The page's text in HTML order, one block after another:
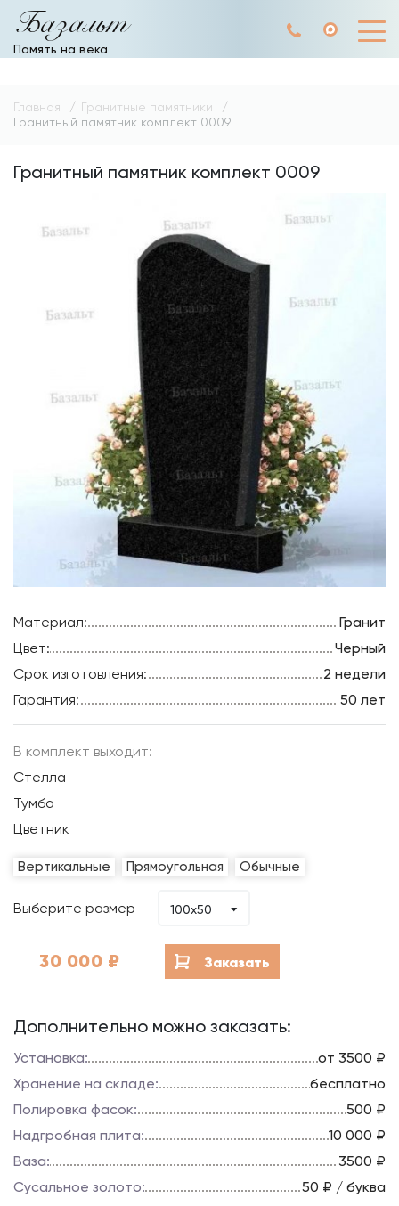
Базальт
Память на века
Главная
Гранитные памятники
Гранитный памятник комплект 0009
Гранитный памятник комплект 0009
Материал:
Гранит
Цвет:
Черный
Срок изготовления:
2 недели
Гарантия:
50 лет
В комплект выходит:
Стелла
Тумба
Цветник
Вертикальные Прямоугольная Обычные
Выберите размер 100х50
30 000 ₽ Заказать
Дополнительно можно заказать:
Установка:
от 3500 ₽
Хранение на складе:
бесплатно
Полировка фасок:
500 ₽
Надгробная плита:
10 000 ₽
Ваза:
3500 ₽
Сусальное золото:
50 ₽ / буква